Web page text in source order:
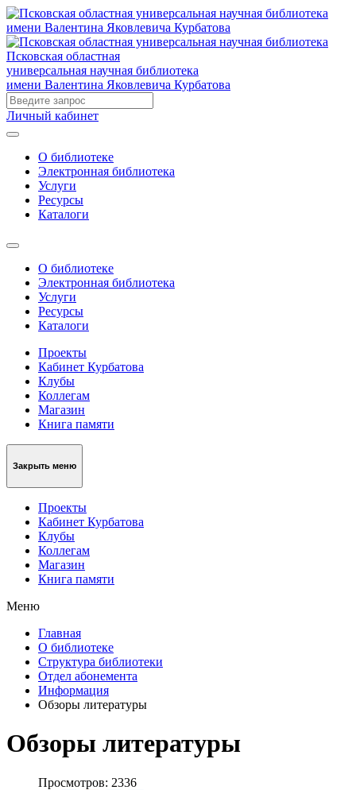
Псковская областная
универсальная научная библиотека
имени Валентина Яковлевича Курбатова
Личный кабинет
О библиотеке
Электронная библиотека
Услуги
Ресурсы
Каталоги
О библиотеке
Электронная библиотека
Услуги
Ресурсы
Каталоги
Проекты
Кабинет Курбатова
Клубы
Коллегам
Магазин
Книга памяти
Закрыть меню
Проекты
Кабинет Курбатова
Клубы
Коллегам
Магазин
Книга памяти
Меню
Главная
О библиотеке
Структура библиотеки
Отдел абонемента
Информация
Обзоры литературы
Обзоры литературы
Просмотров: 2336